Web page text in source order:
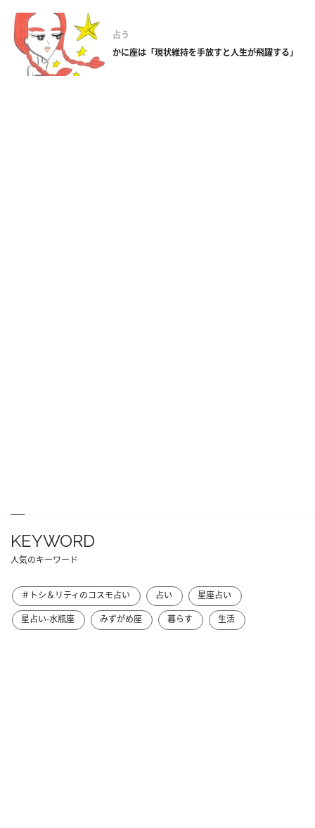
占う
かに座は「現状維持を手放すと人生が飛躍する」
KEYWORD
人気のキーワード
＃トシ＆リティのコスモ占い 占い
星座占い
星占い-水瓶座
みずがめ座 暮らす 生活